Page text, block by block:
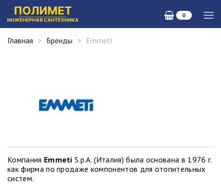
0
Главная Бренды Emmeti
Компания Emmeti S.p.A. (Италия) была основана в 1976 г.
как фирма по продаже компонентов для отопительных
систем.